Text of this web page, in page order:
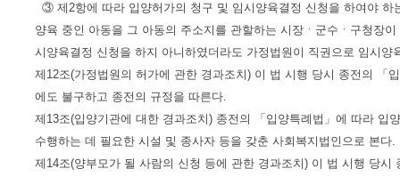
③ 제2항에 따라 입양허가의 청구 및 임시양육결정 신청을 하여야
양육 중인 아동을 그 아동의 주소지를 관할하는 시장ㆍ군수ㆍ구청장
시양육결정 신청을 하지 아니하였더라도 가정법원이 직권으로 임시
제12조(가정법원의 허가에 관한 경과조치) 이 법 시행 당시 종전의 「
에도 불구하고 종전의 규정을 따른다.
제13조(입양기관에 대한 경과조치) 종전의 「입양특례법」에 따라
수행하는 데 필요한 시설 및 종사자 등을 갖춘 사회복지법인으로 본다.
제14조(양부모가 될 사람의 신청 등에 관한 경과조치) 이 법 시행 당